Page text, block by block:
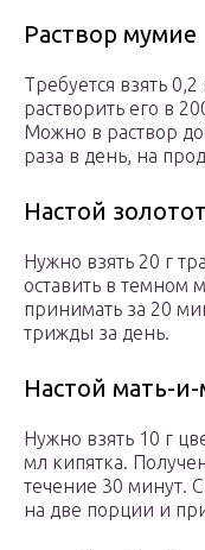
Раствор мумие
Требуется взять
растворить его в
Можно в раствор
раза в день, на
Настой
Нужно взять 20 г
оставить в темном
принимать за 20
трижды за день.
Настой мать-и-
Нужно взять 10 г
мл кипятка.
течение 30 минут.
на две порции и